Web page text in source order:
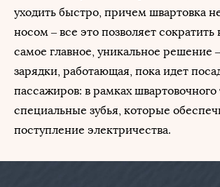
уходить быстро, причем швартовка
носом – все это позволяет
самое главное, уникальное решение
зарядки, работающая, пока идет
пассажиров: в рамках швартовочного
специальные зубья, которые
поступление электричества.